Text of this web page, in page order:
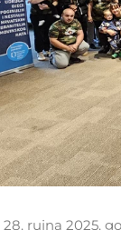
28. rujna 2025.